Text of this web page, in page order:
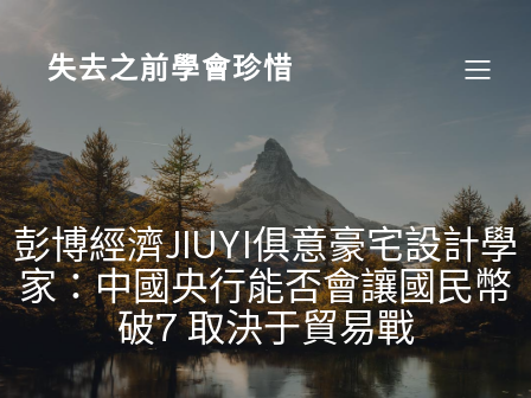
content
失去之前學會珍惜
彭博經濟JIUYI俱意豪宅設計學
家：中國央行能否會讓國民幣
破7 取決于貿易戰